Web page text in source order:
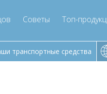
Советы Топ-
транспортные средства
пятница 9:00
- 17
express.ru